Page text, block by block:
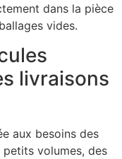
dans la pièce
vides.
livraisons
aux besoins des
volumes, des